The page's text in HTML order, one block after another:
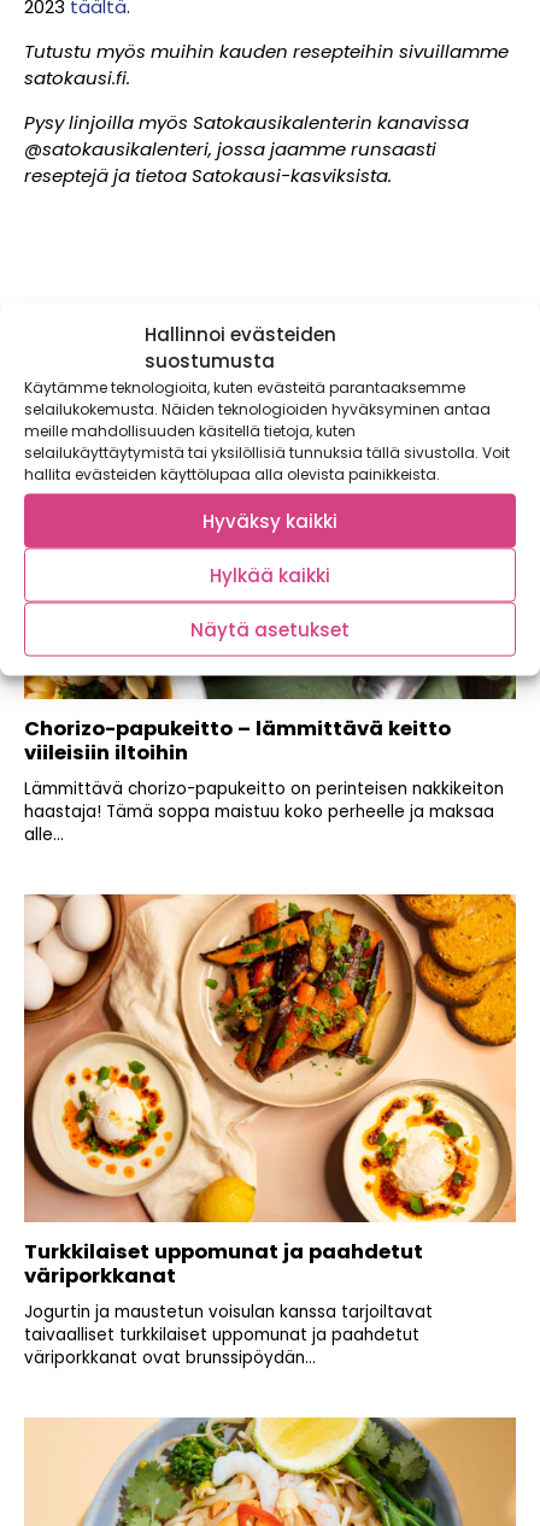
Hallinnoi evästeiden
suostumusta
Käytämme teknologioita, kuten evästeitä parantaaksemme
selailukokemusta. Näiden teknologioiden hyväksyminen antaa
meille mahdollisuuden käsitellä tietoja, kuten
selailukäyttäytymistä tai yksilöllisiä tunnuksia tällä sivustolla. Voit
hallita evästeiden käyttölupaa alla olevista painikkeista.
Hyväksy kaikki
Hylkää kaikki
Näytä asetukset
2023 täältä.
Tutustu myös muihin kauden resepteihin sivuillamme
satokausi.fi.
Pysy linjoilla myös Satokausikalenterin kanavissa
@satokausikalenteri, jossa jaamme runsaasti
reseptejä ja tietoa Satokausi-kasviksista.
Lue myös nämä:
Chorizo-papukeitto – lämmittävä keitto
viileisiin iltoihin
Lämmittävä chorizo-papukeitto on perinteisen nakkikeiton
haastaja! Tämä soppa maistuu koko perheelle ja maksaa
alle...
Turkkilaiset uppomunat ja paahdetut
väriporkkanat
Jogurtin ja maustetun voisulan kanssa tarjoiltavat
taivaalliset turkkilaiset uppomunat ja paahdetut
väriporkkanat ovat brunssipöydän...